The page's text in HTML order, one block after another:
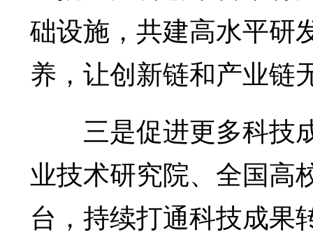
础设施，共建高水平研
养，让创新链和产业链
三是促进更多科技
业技术研究院、全国高
台，持续打通科技成果